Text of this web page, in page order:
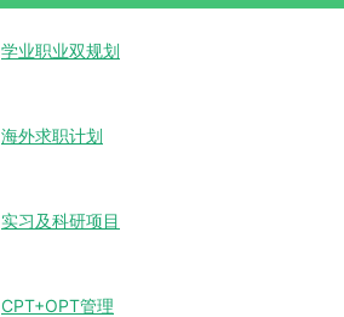
学业职业双规划
海外求职计划
实习及科研项目
CPT+OPT管理